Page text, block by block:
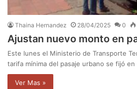
Thaina Hernandez 28/04/2025 0
Ajustan nuevo monto en
Este lunes el Ministerio de Transporte
tarifa mínima del pasaje urbano se fijó
Ver Mas »